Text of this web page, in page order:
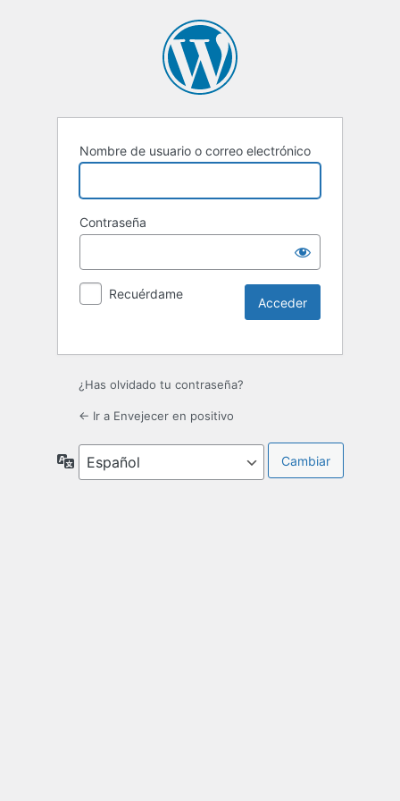
Nombre de usuario o correo electrónico
Contraseña
Recuérdame
¿Has olvidado tu contraseña?
← Ir a Envejecer en positivo
Idioma